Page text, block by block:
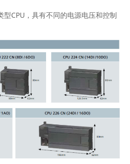
CPU，具有不同的电源电压和控制